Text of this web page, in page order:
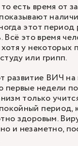
есть время от
этот период
Всё это время
у
или грипп.
развитие ВИЧ
первые недели
только
период,
здоровым.
и незаметно,